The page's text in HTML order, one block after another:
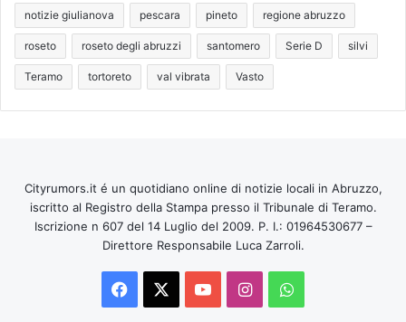
notizie giulianova pescara pineto regione abruzzo
roseto roseto degli abruzzi santomero Serie D silvi
Teramo tortoreto val vibrata Vasto
Cityrumors.it é un quotidiano online di notizie locali in Abruzzo,
iscritto al Registro della Stampa presso il Tribunale di Teramo.
Iscrizione n 607 del 14 Luglio del 2009. P. I.: 01964530677 –
Direttore Responsabile Luca Zarroli.
Facebook
You InstagramWhatsApp